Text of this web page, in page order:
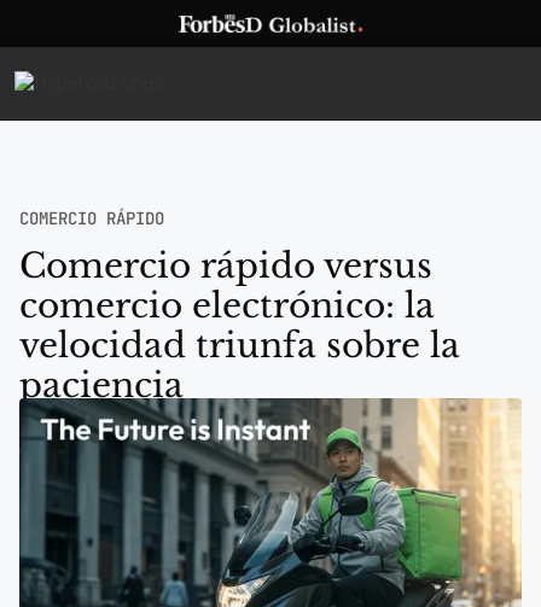
COMERCIO RÁPIDO
Comercio rápido versus
comercio electrónico: la
velocidad triunfa sobre la
paciencia